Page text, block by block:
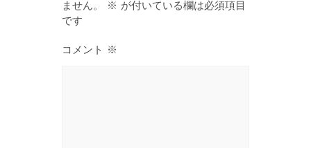
ません。
※ が付いている欄は必須項目
です
コメント ※